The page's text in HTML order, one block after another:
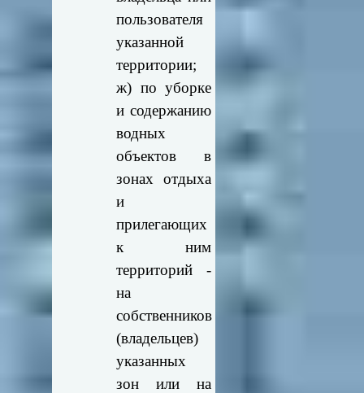
пользователя
указанной
территории;
ж) по уборке
и содержанию
водных
объектов в
зонах отдыха
и
прилегающих
к ним
территорий -
на
собственников
(владельцев)
указанных
зон или на